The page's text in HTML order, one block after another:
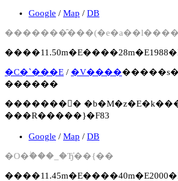
Google / Map / DB
�C�`���E / �V����
������
�������񍐏�
���R�����}�F83
Google / Map / DB
�O�ۖ���_�Ђ̔��{��